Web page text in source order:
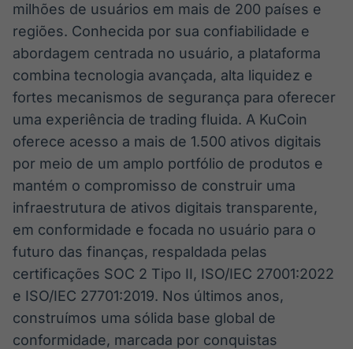
milhões de usuários em mais de 200 países e
regiões. Conhecida por sua confiabilidade e
abordagem centrada no usuário, a plataforma
combina tecnologia avançada, alta liquidez e
fortes mecanismos de segurança para oferecer
uma experiência de trading fluida. A KuCoin
oferece acesso a mais de 1.500 ativos digitais
por meio de um amplo portfólio de produtos e
mantém o compromisso de construir uma
infraestrutura de ativos digitais transparente,
em conformidade e focada no usuário para o
futuro das finanças, respaldada pelas
certificações SOC 2 Tipo II, ISO/IEC 27001:2022
e ISO/IEC 27701:2019. Nos últimos anos,
construímos uma sólida base global de
conformidade, marcada por conquistas